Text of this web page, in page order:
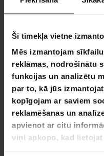
Šī tīmekļa vietne
Mēs izmantojam
reklāmas, nodrošinātu
funkcijas un analizētu
par to, kā jūs
kopīgojam ar saviem
reklamēšanas un
apvienot ar citu
viņi apkopo, kad
Cinkota tērauda
kalpošanas mūžu un
Fornorth, kur kiekvienas
galimybė. Mūsų
mašinos, nuo sniego
sukurtos tam, kad
padarydamos lengviau
įsivaizduojate. Pasitikima
Fornorth atneša
užtikrindama, kad jūsų